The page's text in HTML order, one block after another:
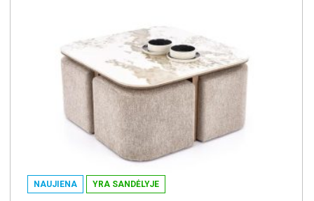
NAUJIENA YRA SANDĖLYJE